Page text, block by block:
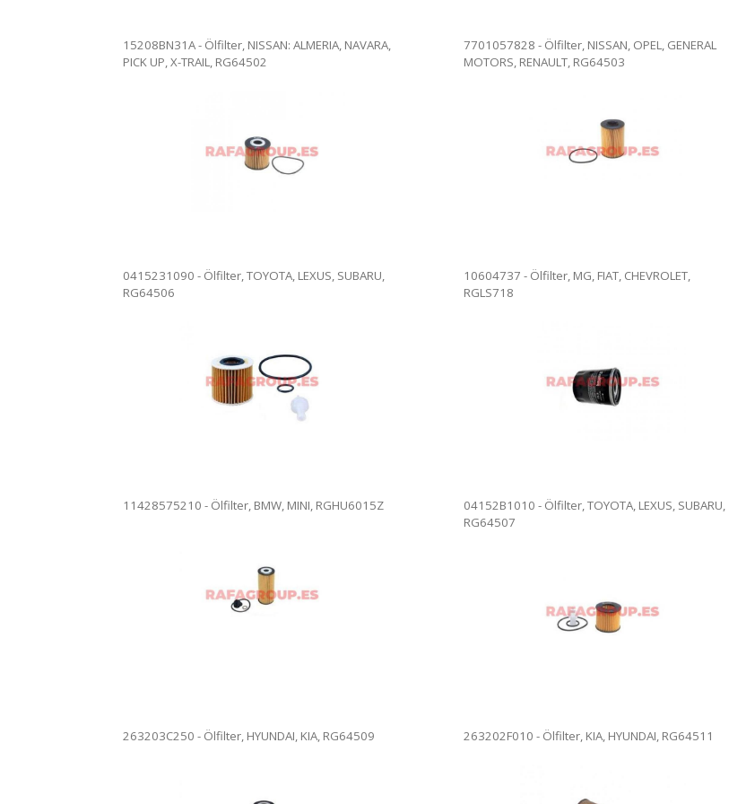
15208BN31A - Ölfilter, NISSAN: ALMERIA, NAVARA,
PICK UP, X-TRAIL, RG64502
7701057828 - Ölfilter, NISSAN, OPEL, GENERAL
MOTORS, RENAULT, RG64503
unseren Anlagen. Vollständige Rezension.
0415231090 - Ölfilter, TOYOTA, LEXUS, SUBARU,
RG64506
10604737 - Ölfilter, MG, FIAT, CHEVROLET,
RGLS718
unseren Anlagen. Vollständige Rezension.
Die Ware kann versendet werden.
11428575210 - Ölfilter, BMW, MINI, RGHU6015Z
04152B1010 - Ölfilter, TOYOTA, LEXUS, SUBARU,
RG64507
unseren Anlagen. Vollständige Rezension.
263203C250 - Ölfilter, HYUNDAI, KIA, RG64509 263202F010 - Ölfilter, KIA, HYUNDAI, RG64511